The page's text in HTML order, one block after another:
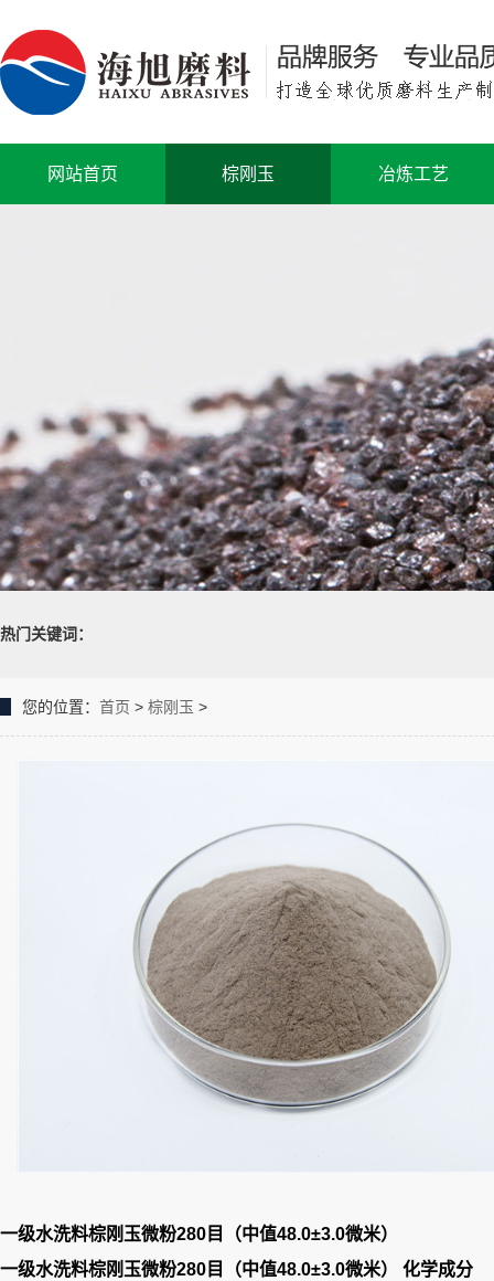
网站首页 棕刚玉 冶炼工艺
热门关键词：
您的位置： 首页 > 棕刚玉 >
一级水洗料棕刚玉微粉280目（中值48.0±3.0微米）
一级水洗料棕刚玉微粉280目（中值48.0±3.0微米）
化学成分